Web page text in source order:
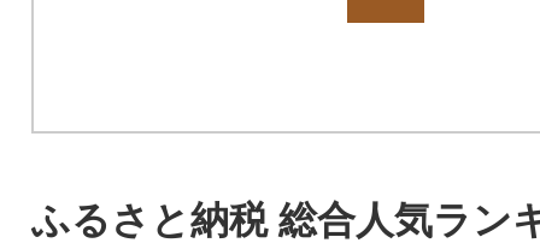
ふるさと納税 総合人気ラン